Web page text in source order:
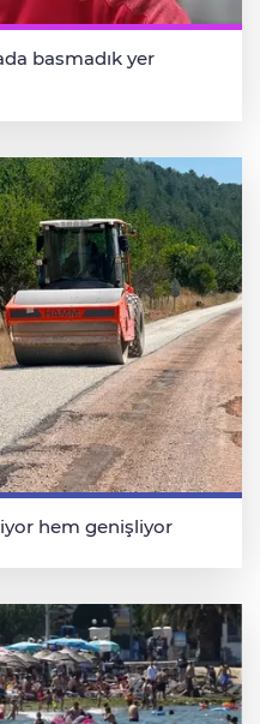
basmadık yer
hem genişliyor